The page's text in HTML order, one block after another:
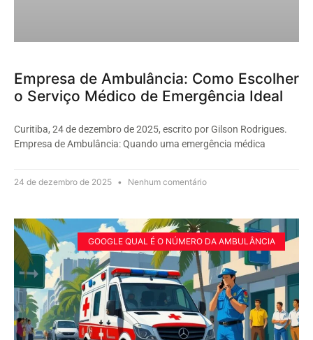
Empresa de Ambulância: Como Escolher
o Serviço Médico de Emergência Ideal
Curitiba, 24 de dezembro de 2025, escrito por Gilson Rodrigues.
Empresa de Ambulância: Quando uma emergência médica
24 de dezembro de 2025 Nenhum comentário
GOOGLE QUAL É O NÚMERO DA AMBULÂNCIA